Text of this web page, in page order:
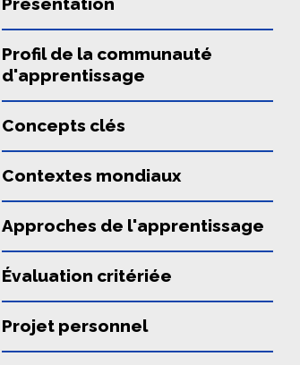
Profil de la communauté
d'apprentissage
Concepts clés
Contextes mondiaux
Approches de l'apprentissage
Évaluation critériée
Projet personnel